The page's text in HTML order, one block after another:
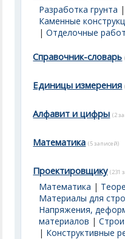
Разработка грунта |
Каменные
|Отделочные
Справочник-словарь
Единицы измерения
Алфавит и цифры (2
Математика (5 записей)
Проектировщику (231
Математика |
Материалы для
Напряжения,
материалов |
| Конструктивные